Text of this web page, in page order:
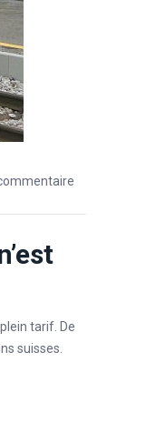
tarif. De
suisses.